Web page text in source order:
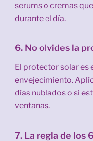
serums o cremas
durante el día.
6. No olvides la
El protector solar es
envejecimiento.
días nublados o si
ventanas.
7. La regla de los